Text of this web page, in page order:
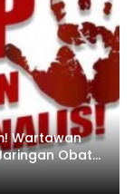
Wartawan
Obat